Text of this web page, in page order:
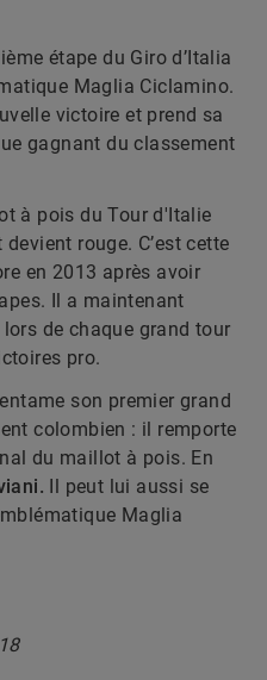
étape du Giro d’Italia
Maglia Ciclamino.
victoire et prend sa
gagnant du classement
à pois du Tour d'Italie
rouge. C’est cette
en 2013 après avoir
Il a maintenant
de chaque grand tour
pro.
entame son premier grand
colombien : il remporte
du maillot à pois. En
Il peut lui aussi se
Maglia